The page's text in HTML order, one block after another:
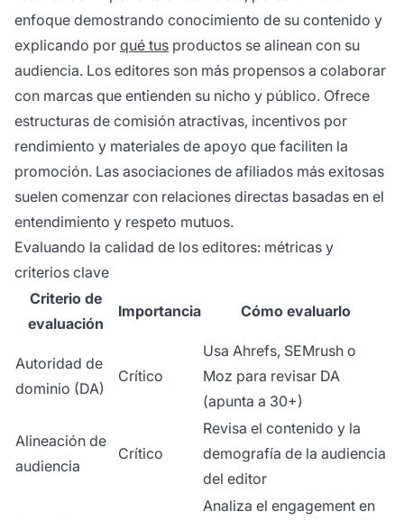
enfoque demostrando conocimiento de su contenido y
explicando por qué tus productos se alinean con su
audiencia. Los editores son más propensos a colaborar
con marcas que entienden su nicho y público. Ofrece
estructuras de comisión atractivas, incentivos por
rendimiento y materiales de apoyo que faciliten la
promoción. Las asociaciones de afiliados más exitosas
suelen comenzar con relaciones directas basadas en el
entendimiento y respeto mutuos.
Evaluando la calidad de los editores: métricas y
criterios clave
Criterio de
evaluación
Importancia Cómo evaluarlo
Autoridad de
dominio (DA)
Crítico
Usa Ahrefs, SEMrush o
Moz para revisar DA
(apunta a 30+)
Alineación de
audiencia
Crítico
Revisa el contenido y la
demografía de la audiencia
del editor
Analiza el engagement en